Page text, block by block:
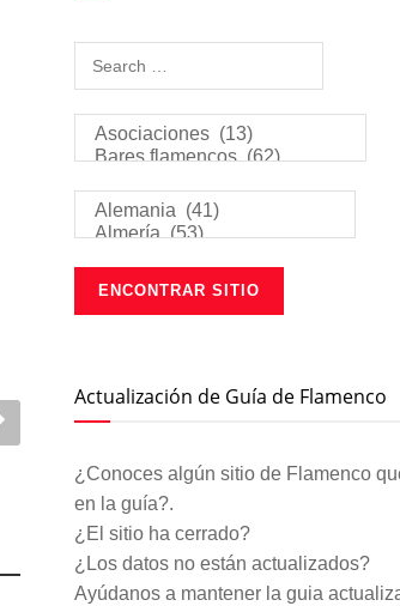
Actualización de Guía de Flamenco
¿Conoces algún sitio de Flamenco
en la guía?.
¿El sitio ha cerrado?
¿Los datos no están actualizados?
Ayúdanos a mantener la guia